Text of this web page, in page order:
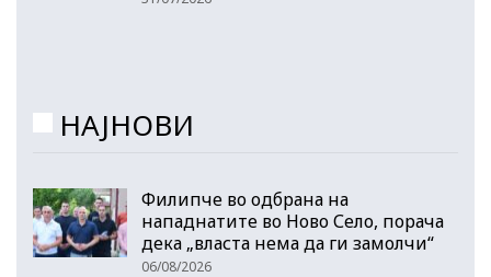
НАЈНОВИ
Филипче во одбрана на
нападнатите во Ново Село, порача
дека „власта нема да ги замолчи“
06/08/2026